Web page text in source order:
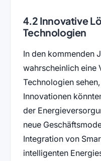
4.2 Innovative
Technologien
In den kommenden
wahrscheinlich eine
Technologien
Innovationen
der
neue
Integration von
intelligenten